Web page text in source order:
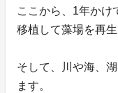
ここから、1年かけ
移植して藻場を再
そして、川や海、
ます。